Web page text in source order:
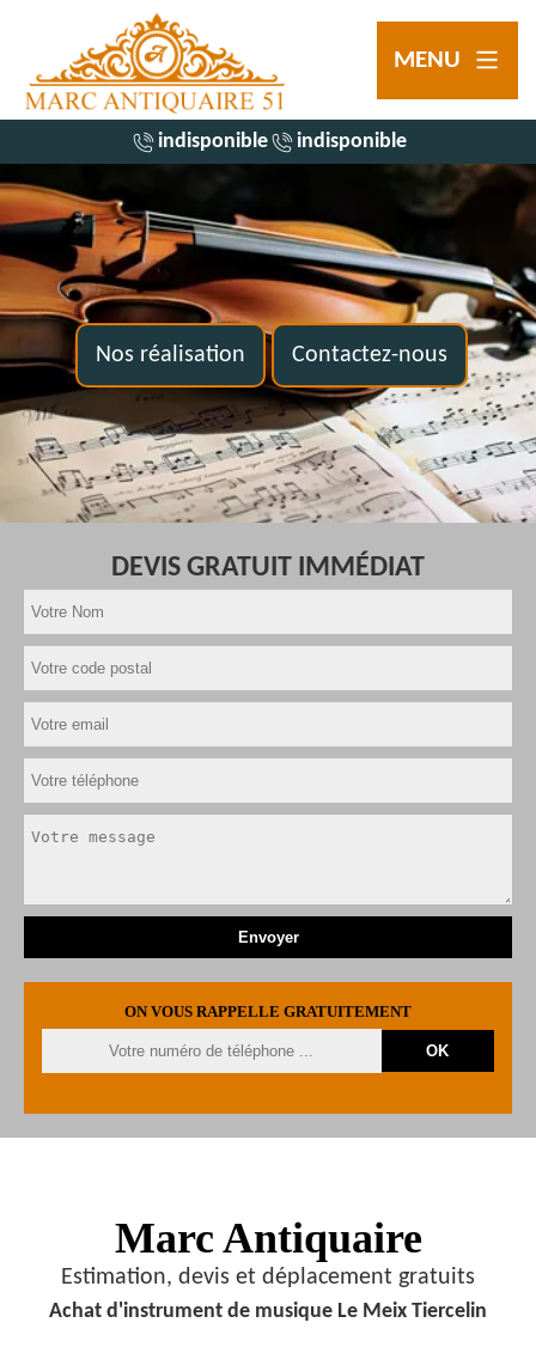
MENU
indisponible indisponible
Nos réalisation Contactez-nous
DEVIS GRATUIT IMMÉDIAT
ON VOUS RAPPELLE GRATUITEMENT
Marc Antiquaire
Estimation, devis et déplacement gratuits
Achat d'instrument de musique Le Meix Tiercelin